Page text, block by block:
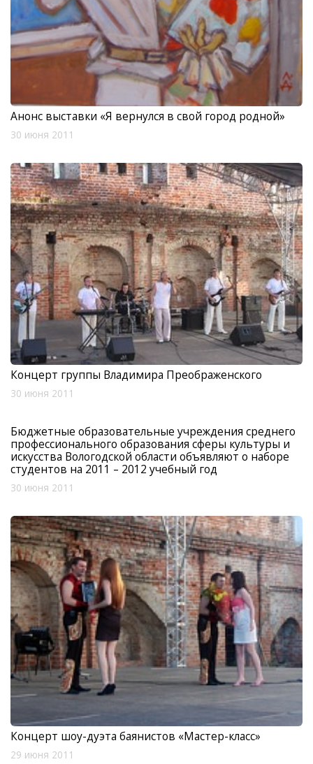
Анонс выставки «Я вернулся в свой город родной»
30 июня 2011
Концерт группы Владимира Преображенского
30 июня 2011
Бюджетные образовательные учреждения среднего
профессионального образования сферы культуры и
искусства Вологодской области объявляют о наборе
студентов на 2011 – 2012 учебный год
30 июня 2011
Концерт шоу-дуэта баянистов «Мастер-класс»
29 июня 2011